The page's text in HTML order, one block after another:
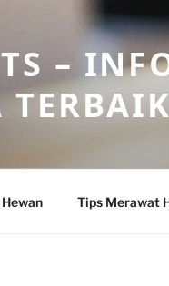
–
Tips Merawat